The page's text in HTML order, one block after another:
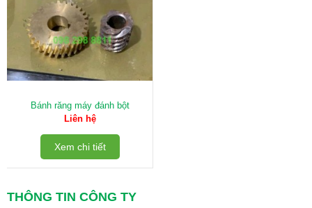
Bánh răng máy đánh bột
Liên hệ
Xem chi tiết
THÔNG TIN CÔNG TY